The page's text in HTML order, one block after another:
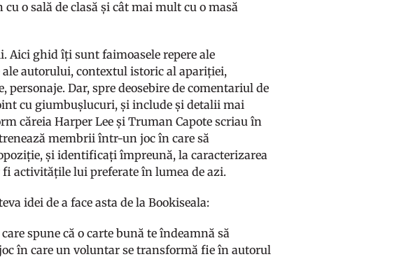
o sală de clasă și cât mai mult cu o masă
ghid îți sunt faimoasele repere ale
autorului, contextul istoric al apariției,
Dar, spre deosebire de comentariul de
cu giumbușlucuri, și include și detalii mai
căreia Harper Lee și Truman Capote scriau în
membrii într-un joc în care să
și identificați împreună, la caracterizarea
fi activitățile lui preferate în lumea de azi.
idei de a face asta de la Bookiseala:
spune că o carte bună te îndeamnă să
în care un voluntar se transformă fie în autorul